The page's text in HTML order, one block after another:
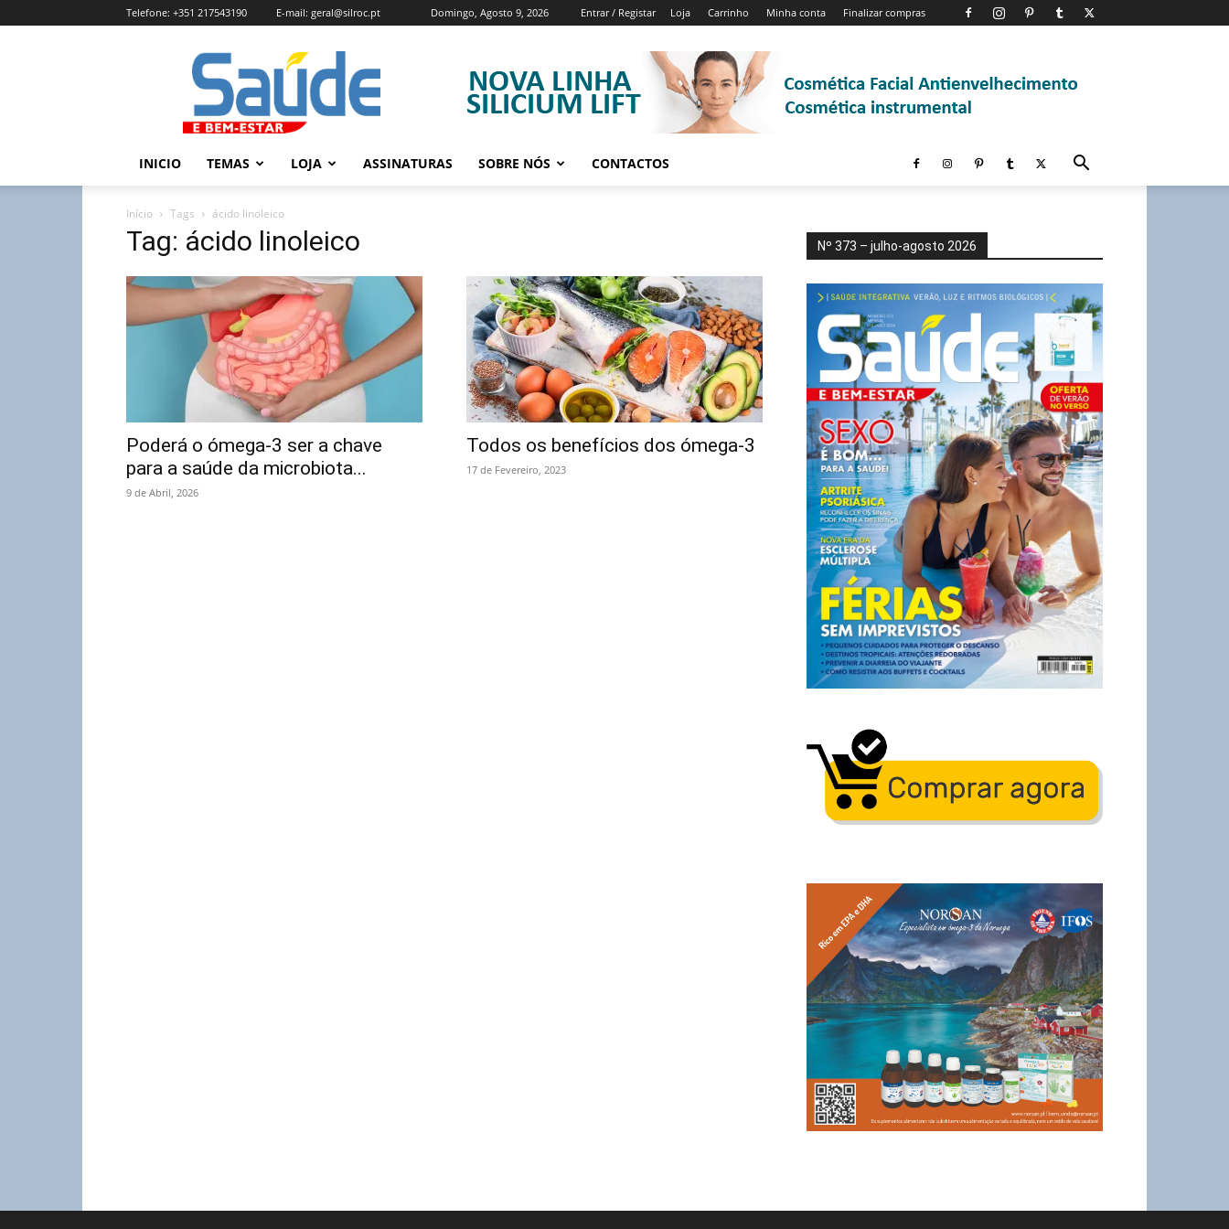
Domingo, Agosto 9, 2026 Entrar / Registar Loja Carrinho Minha conta Finalizar compras
Telefone: +351 217543190 E-mail: geral@silroc.pt
Revista
Saúde
e
Bem
Estar
Edição
INICIO TEMAS LOJA ASSINATURAS SOBRE NÓS CONTACTOS
Início Tags ácido linoleico
Tag: ácido linoleico
Poderá o ómega-3 ser a chave
para a saúde da microbiota...
9 de Abril, 2026
Todos os benefícios dos ómega-3
17 de Fevereiro, 2023
Nº 373 – julho-agosto 2026